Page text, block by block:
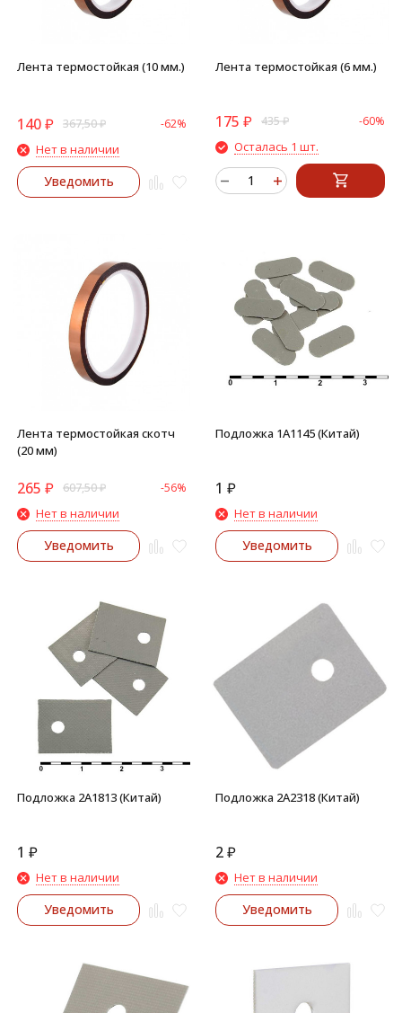
Лента термостойкая (10 мм.)
140₽ 367,50₽ -62%
Нет в наличии
Уведомить
Лента термостойкая (6 мм.)
175 ₽ 435₽ -60%
Осталась 1 шт.
Лента термостойкая скотч
(20 мм)
265 ₽ 607,50₽ -56%
Нет в наличии
Уведомить
Подложка 1A1145 (Китай)
1 ₽
Нет в наличии
Уведомить
Подложка 2A1813 (Китай)
1 ₽
Нет в наличии
Уведомить
Подложка 2A2318 (Китай)
2₽
Нет в наличии
Уведомить